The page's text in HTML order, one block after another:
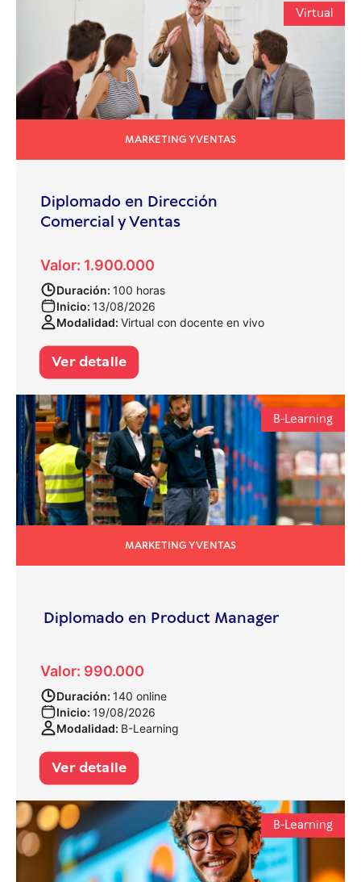
Virtual
MARKETING Y VENTAS
Diplomado en Dirección
Comercial y Ventas
Valor: 1.900.000
Duración: 100 horas
Inicio: 13/08/2026
Modalidad: Virtual con docente en vivo
Ver detalle
B-Learning
MARKETING Y VENTAS
Diplomado en Product Manager
Valor: 990.000
Duración: 140 online
Inicio: 19/08/2026
Modalidad: B-Learning
Ver detalle
B-Learning